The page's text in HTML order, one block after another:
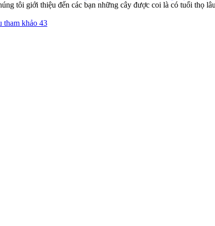
tôi giới thiệu đến các bạn những cây được coi là có tuổi thọ